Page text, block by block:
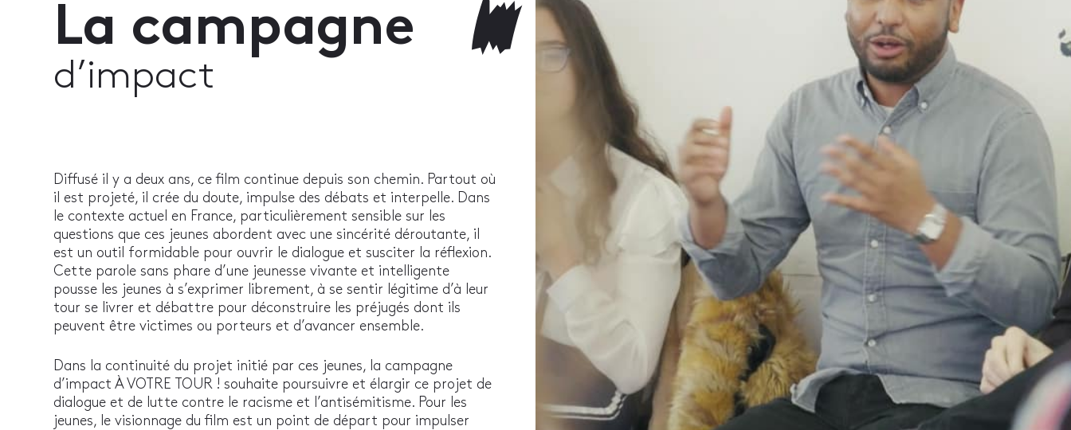
La campagne
d’impact
Diffusé il y a deux ans, ce film continue depuis son chemin. Partout où
il est projeté, il crée du doute, impulse des débats et interpelle. Dans
le contexte actuel en France, particulièrement sensible sur les
questions que ces jeunes abordent avec une sincérité déroutante, il
est un outil formidable pour ouvrir le dialogue et susciter la réflexion.
Cette parole sans phare d’une jeunesse vivante et intelligente
pousse les jeunes à s’exprimer librement, à se sentir légitime d’à leur
tour se livrer et débattre pour déconstruire les préjugés dont ils
peuvent être victimes ou porteurs et d’avancer ensemble.
Dans la continuité du projet initié par ces jeunes, la campagne
d’impact À VOTRE TOUR ! souhaite poursuivre et élargir ce projet de
dialogue et de lutte contre le racisme et l’antisémitisme. Pour les
jeunes, le visionnage du film est un point de départ pour impulser